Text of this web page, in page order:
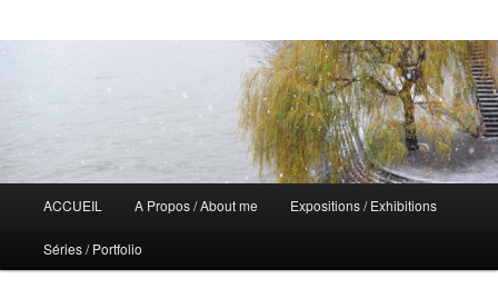
principal
ACCUEIL A Propos / About me Expositions / Exhibitions
Séries / Portfolio